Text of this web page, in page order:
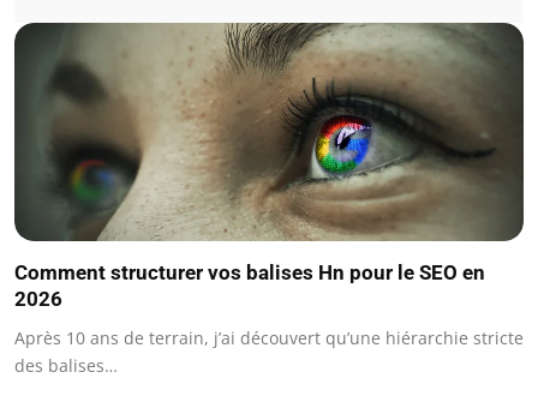
Comment structurer vos balises Hn pour le SEO en
2026
Après 10 ans de terrain, j’ai découvert qu’une hiérarchie stricte
des balises…